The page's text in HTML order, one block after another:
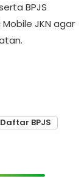
BPJS
JKN agar
BPJS